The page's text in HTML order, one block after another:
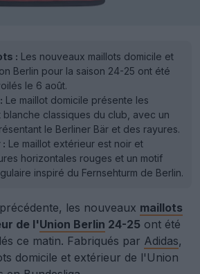
: Les nouveaux maillots domicile et
Berlin pour la saison 24-25 ont été
le 6 août.
Le maillot domicile présente les
classiques du club, avec un
le Berliner Bär et des rayures.
Le maillot extérieur est noir et
horizontales rouges et un motif
inspiré du Fernsehturm de Berlin.
les nouveaux maillots
de l'Union Berlin 24-25 ont été
ce matin. Fabriqués par Adidas,
domicile et extérieur de l'Union